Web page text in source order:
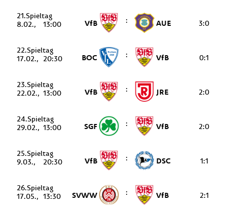
21.
8.02.
13:00 VfB : AUE 3:0
22.
17.02.
20:30 BOC : VfB 0:1
23.
22.02.
13:00 VfB : JRE 2:0
24.
29.02.
13:00 SGF : VfB 2:0
25.
9.03.
20:30 VfB : DSC 1:1
26.
17.05.
13:30 SVWW : VfB 2:1